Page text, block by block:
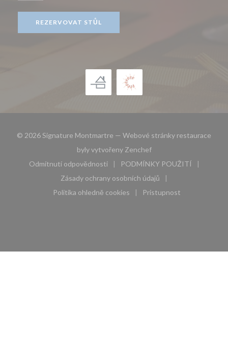
REZERVOVAT STŮL
© 2026 Signature Montmartre — Webové stránky restaurace
byly vytvořeny Zenchef((otevře se v novém
Odmítnutí odpovědnosti
((otevře se v novém okně))
PODMÍNKY POUŽITÍ
((otevře se v novém
Zásady ochrany osobních údajů
((otevře se v novém okně))
Politika ohledně cookies
((otevře se v novém okně))
Pristupnost
((otevře se v novém